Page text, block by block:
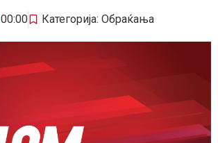
00:00 Категорија: Обраќања